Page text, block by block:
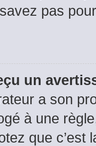
pas
un
a son
à une
que c’est